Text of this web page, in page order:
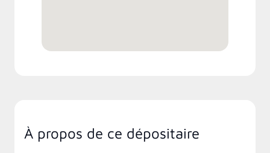
À propos de ce dépositaire